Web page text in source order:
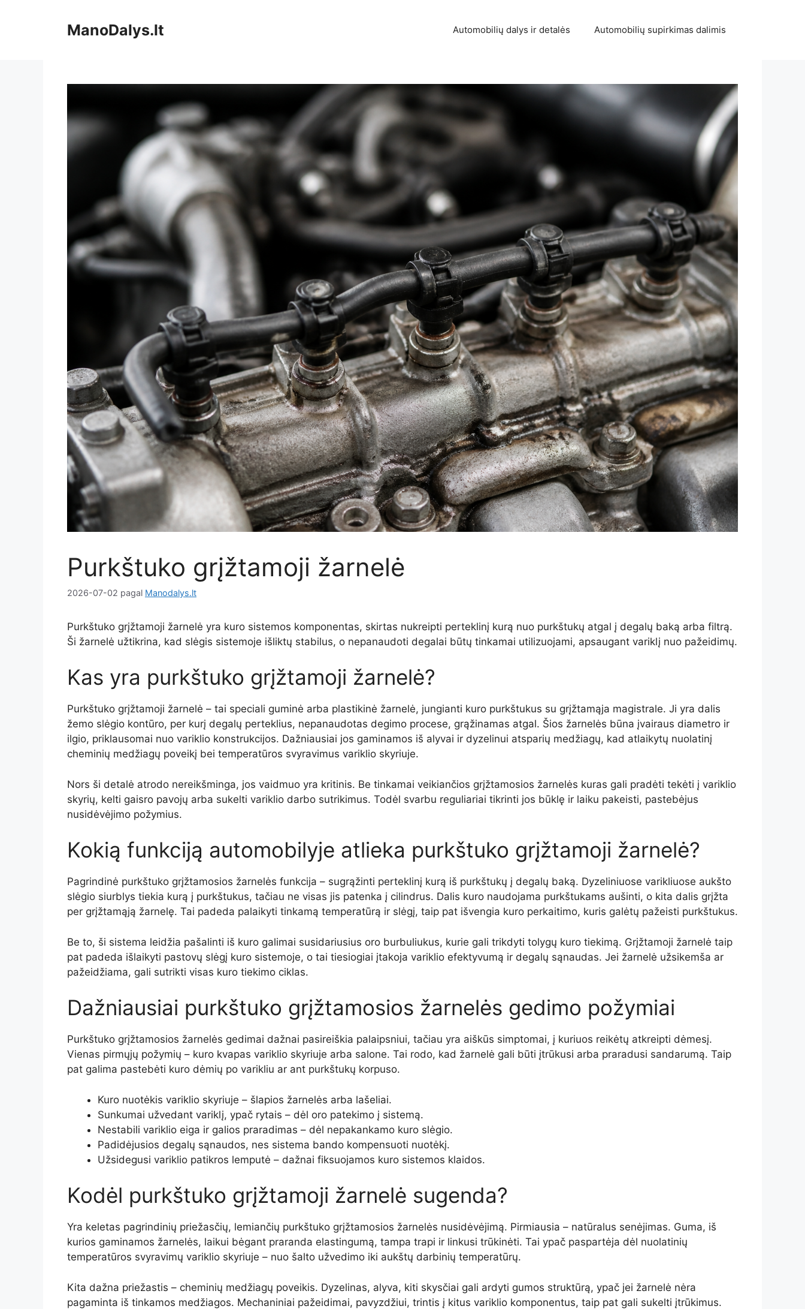
ManoDalys.lt Automobilių dalys ir detalės Automobilių supirkimas dalimis
Purkštuko grįžtamoji žarnelė
2026-07-02 pagal Manodalys.lt
Purkštuko grįžtamoji žarnelė yra kuro sistemos komponentas, skirtas nukreipti perteklinį kurą nuo purkštukų atgal į degalų baką arba filtrą.
Ši žarnelė užtikrina, kad slėgis sistemoje išliktų stabilus, o nepanaudoti degalai būtų tinkamai utilizuojami, apsaugant variklį nuo pažeidimų.
Kas yra purkštuko grįžtamoji žarnelė?
Purkštuko grįžtamoji žarnelė – tai speciali guminė arba plastikinė žarnelė, jungianti kuro purkštukus su grįžtamąja magistrale. Ji yra dalis
žemo slėgio kontūro, per kurį degalų perteklius, nepanaudotas degimo procese, grąžinamas atgal. Šios žarnelės būna įvairaus diametro ir
ilgio, priklausomai nuo variklio konstrukcijos. Dažniausiai jos gaminamos iš alyvai ir dyzelinui atsparių medžiagų, kad atlaikytų nuolatinį
cheminių medžiagų poveikį bei temperatūros svyravimus variklio skyriuje.
Nors ši detalė atrodo nereikšminga, jos vaidmuo yra kritinis. Be tinkamai veikiančios grįžtamosios žarnelės kuras gali pradėti tekėti į variklio
skyrių, kelti gaisro pavojų arba sukelti variklio darbo sutrikimus. Todėl svarbu reguliariai tikrinti jos būklę ir laiku pakeisti, pastebėjus
nusidėvėjimo požymius.
Kokią funkciją automobilyje atlieka purkštuko grįžtamoji žarnelė?
Pagrindinė purkštuko grįžtamosios žarnelės funkcija – sugrąžinti perteklinį kurą iš purkštukų į degalų baką. Dyzeliniuose varikliuose aukšto
slėgio siurblys tiekia kurą į purkštukus, tačiau ne visas jis patenka į cilindrus. Dalis kuro naudojama purkštukams aušinti, o kita dalis grįžta
per grįžtamąją žarnelę. Tai padeda palaikyti tinkamą temperatūrą ir slėgį, taip pat išvengia kuro perkaitimo, kuris galėtų pažeisti purkštukus.
Be to, ši sistema leidžia pašalinti iš kuro galimai susidariusius oro burbuliukus, kurie gali trikdyti tolygų kuro tiekimą. Grįžtamoji žarnelė taip
pat padeda išlaikyti pastovų slėgį kuro sistemoje, o tai tiesiogiai įtakoja variklio efektyvumą ir degalų sąnaudas. Jei žarnelė užsikemša ar
pažeidžiama, gali sutrikti visas kuro tiekimo ciklas.
Dažniausiai purkštuko grįžtamosios žarnelės gedimo požymiai
Purkštuko grįžtamosios žarnelės gedimai dažnai pasireiškia palaipsniui, tačiau yra aiškūs simptomai, į kuriuos reikėtų atkreipti dėmesį.
Vienas pirmųjų požymių – kuro kvapas variklio skyriuje arba salone. Tai rodo, kad žarnelė gali būti įtrūkusi arba praradusi sandarumą. Taip
pat galima pastebėti kuro dėmių po varikliu ar ant purkštukų korpuso.
Kuro nuotėkis variklio skyriuje – šlapios žarnelės arba lašeliai.
Sunkumai užvedant variklį, ypač rytais – dėl oro patekimo į sistemą.
Nestabili variklio eiga ir galios praradimas – dėl nepakankamo kuro slėgio.
Padidėjusios degalų sąnaudos, nes sistema bando kompensuoti nuotėkį.
Užsidegusi variklio patikros lemputė – dažnai fiksuojamos kuro sistemos klaidos.
Kodėl purkštuko grįžtamoji žarnelė sugenda?
Yra keletas pagrindinių priežasčių, lemiančių purkštuko grįžtamosios žarnelės nusidėvėjimą. Pirmiausia – natūralus senėjimas. Guma, iš
kurios gaminamos žarnelės, laikui bėgant praranda elastingumą, tampa trapi ir linkusi trūkinėti. Tai ypač paspartėja dėl nuolatinių
temperatūros svyravimų variklio skyriuje – nuo šalto užvedimo iki aukštų darbinių temperatūrų.
Kita dažna priežastis – cheminių medžiagų poveikis. Dyzelinas, alyva, kiti skysčiai gali ardyti gumos struktūrą, ypač jei žarnelė nėra
pagaminta iš tinkamos medžiagos. Mechaniniai pažeidimai, pavyzdžiui, trintis į kitus variklio komponentus, taip pat gali sukelti įtrūkimus.